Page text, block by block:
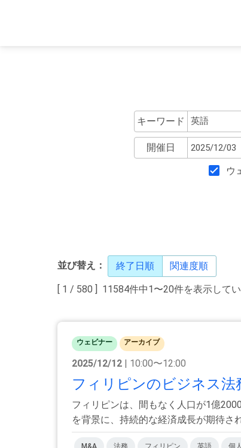
キーワード
開催日
ウ
並び替え： 終了日順 関連度順
[ 1 / 580 ] 11584件中1〜20件を表示してい
ウェビナー アーカイブ
2025/12/12 | 10:00〜12:00
フィリピンのビジネス法
フィリピンは、間もなく人口が1億
を背景に、持続的な経済成長が期待さ
M&A 法務 フィリピン 英語 個